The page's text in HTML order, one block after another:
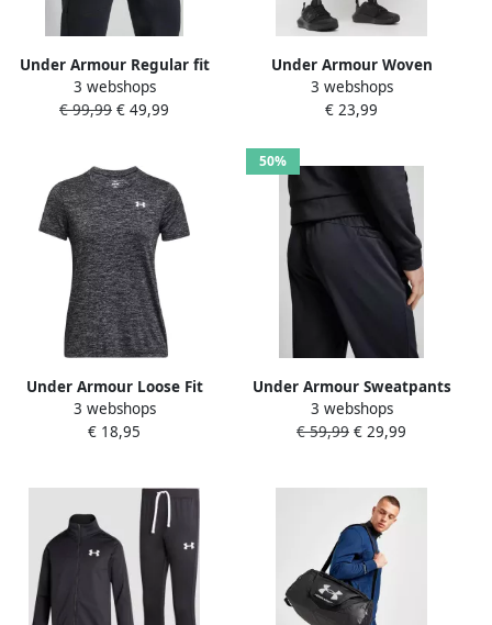
Under Armour Regular fit
sweatpants met ritszak
model 'UNSTOPPABLE'
3 webshops
€ 99,99 € 49,99
Under Armour Woven
Wordmark Shorts Men
Sportshorts zwart Maat XL
3 webshops
€ 23,99
Under Armour Loose Fit
sport-t-shirt met logoprint
3 webshops
€ 18,95
50%
Under Armour Sweatpants
met logoprint model
'Armour Fleece Joggers'
3 webshops
€ 59,99 € 29,99